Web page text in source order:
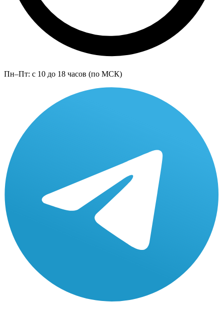
Пн–Пт: с 10 до 18 часов (по МСК)